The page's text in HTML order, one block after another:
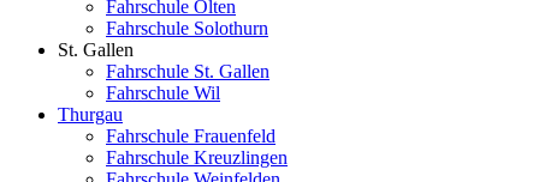
Fahrschule Olten
Fahrschule Solothurn
St. Gallen
Fahrschule St. Gallen
Fahrschule Wil
Thurgau
Fahrschule Frauenfeld
Fahrschule Kreuzlingen